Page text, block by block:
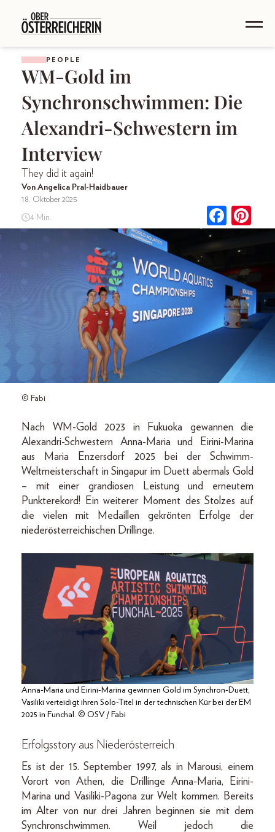
PEOPLE
WM-Gold im
Synchronschwimmen: Die
Alexandri-Schwestern im
Interview
They did it again!
Von Angelica Pral-Haidbauer
18. Oktober 2025
4 Min.
© Fabi
Nach WM-Gold 2023 in Fukuoka gewannen die
Alexandri-Schwestern Anna-Maria und Eirini-Marina
aus Maria Enzersdorf 2025 bei der Schwimm-
Weltmeisterschaft in Singapur im Duett abermals Gold
– mit einer grandiosen Leistung und erneutem
Punkterekord! Ein weiterer Moment des Stolzes auf
die vielen mit Medaillen gekrönten Erfolge der
niederösterreichischen Drillinge.
Anna-Maria und Eirini-Marina gewinnen Gold im Synchron-Duett,
Vasiliki verteidigt ihren Solo-Titel in der technischen Kür bei der EM
2025 in Funchal. © OSV / Fabi
Erfolgsstory aus Niederösterreich
Es ist der 15. September 1997, als in Marousi, einem
Vorort von Athen, die Drillinge Anna-Maria, Eirini-
Marina und Vasiliki-Pagona zur Welt kommen. Bereits
im Alter von nur drei Jahren beginnen sie mit dem
Synchronschwimmen. Weil jedoch die